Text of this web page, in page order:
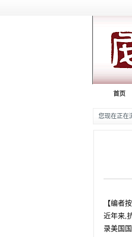
首页
您现在正在
【编者按
近年来,
录美国